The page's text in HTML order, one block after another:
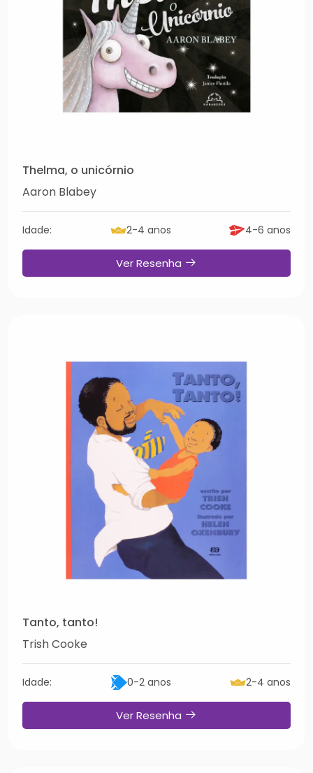
Thelma, o unicórnio
Aaron Blabey
Idade: 2-4 anos 4-6 anos
Ver Resenha
Tanto, tanto!
Trish Cooke
Idade: 0-2 anos 2-4 anos
Ver Resenha